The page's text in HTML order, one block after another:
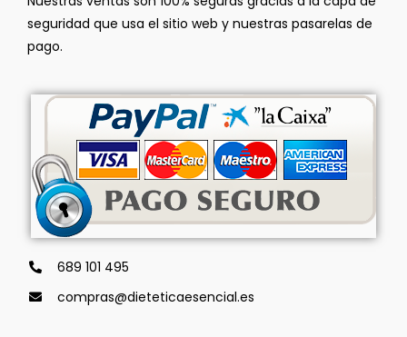
seguridad que usa el sitio web y nuestras pasarelas de
pago.
689 101 495
compras@dieteticaesencial.es